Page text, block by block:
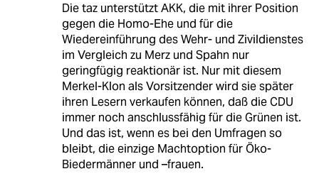
Die taz unterstützt AKK, die mit ihrer Position
gegen die Homo-Ehe und für die
Wiedereinführung des Wehr- und Zivildienstes
im Vergleich zu Merz und Spahn nur
geringfügig reaktionär ist. Nur mit diesem
Merkel-Klon als Vorsitzender wird sie später
ihren Lesern verkaufen können, daß die CDU
immer noch anschlussfähig für die Grünen ist.
Und das ist, wenn es bei den Umfragen so
bleibt, die einzige Machtoption für Öko-
Biedermänner und –frauen.